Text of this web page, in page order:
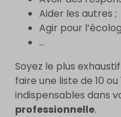
Aider les autres ;
Agir pour
…
Soyez le plus
faire une liste de 10
indispensables dans
professionnelle.